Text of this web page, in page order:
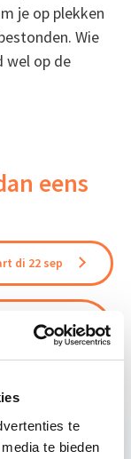
te
te bieden
je op plekken
Wie
wel op de
eens
di 22 sep
Start di
22 sep